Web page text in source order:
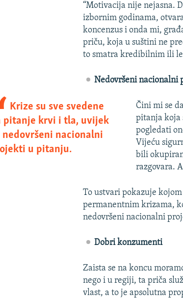
“Motivacija nije nejasna.
izbornim godinama,
koncenzus i onda mi,
priču, koja u suštini ne
to smatra kredibilnim ili
Nedovršeni nacionalni
Krize su sve svedene
pitanje krvi i tla, uvijek
nedovršeni nacionalni
u pitanju.
Čini mi se
pitanja koja
pogledati
Vijeću
bili
razgovara.
To ustvari pokazuje
permanentnim krizama,
nedovršeni nacionalni
Dobri konzumenti
Zaista se na koncu
nego i u regiji, ta priča
vlast, a to je apsolutna